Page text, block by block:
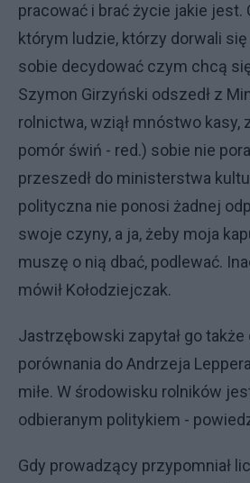
pracować i brać życie jakie jest.
którym ludzie, którzy dorwali się
sobie decydować czym chcą
Szymon Girzyński odszedł z
rolnictwa, wziął mnóstwo kasy,
pomór świń - red.) sobie nie
przeszedł do ministerstwa
polityczna nie ponosi żadnej
swoje czyny, a ja, żeby moja
muszę o nią dbać, podlewać.
mówił Kołodziejczak.
Jastrzębowski zapytał go także
porównania do Andrzeja
miłe. W środowisku rolników
odbieranym politykiem -
Gdy prowadzący przypomniał